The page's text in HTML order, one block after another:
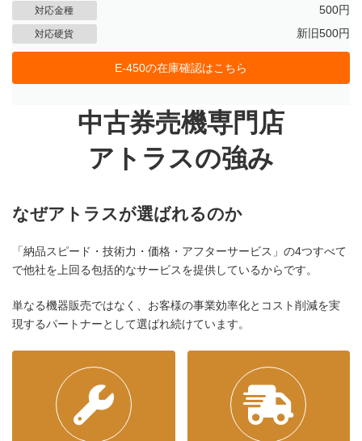
対応金種 500円
対応硬貨 新旧500円
E-450の在庫確認はこちら
中古券売機専門店
アトラスの強み
なぜアトラスが選ばれるのか
「納品スピード・技術力・価格・アフターサービス」の4つすべて
で他社を上回る包括的なサービスを提供しているからです。
単なる機器販売ではなく、お客様の事業効率化とコスト削減を実
現するパートナーとして選ばれ続けています。